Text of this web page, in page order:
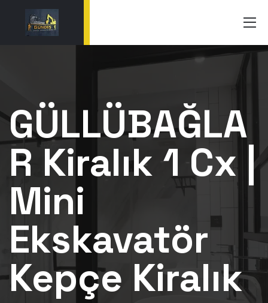
GÜLLÜBAĞLA
R Kiralık 1 Cx |
Mini
Ekskavatör
Kepçe Kiralık